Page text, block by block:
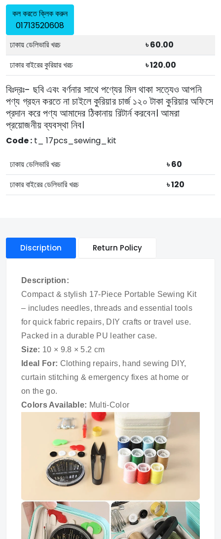
কল করতে ক্লিক করুন
01713520608
ঢাকায় ডেলিভারি খরচ
৳ 60.00
ঢাকার বাইরের কুরিয়ার খরচ
৳ 120.00
বিঃদ্রঃ- ছবি এবং বর্ণনার সাথে পণ্যের মিল থাকা সত্যেও আপনি
পণ্য গ্রহন করতে না চাইলে কুরিয়ার চার্জ ১২০ টাকা কুরিয়ার অফিসে
প্রদান করে পণ্য আমাদের ঠিকানায় রিটার্ন করবেন। আমরা
প্রয়োজনীয় ব্যবস্থা নিব।
Code : t_ 17pcs_sewing_kit
ঢাকায় ডেলিভারি খরচ
৳ 60
ঢাকার বাইরের ডেলিভারি খরচ
৳ 120
Discription Return Policy
Description:
Compact & stylish 17-Piece Portable Sewing Kit
– includes needles, threads and essential tools
for quick fabric repairs, DIY crafts or travel use.
Packed in a durable PU leather case.
Size: 10 × 9.8 × 5.2 cm
Ideal For: Clothing repairs, hand sewing DIY,
curtain stitching & emergency fixes at home or
on the go.
Colors Available: Multi-Color